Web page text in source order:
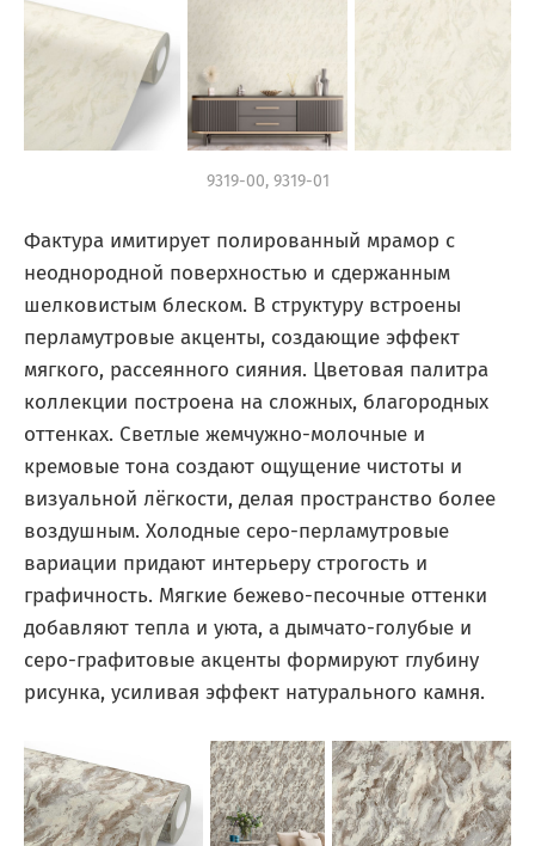
9319-00, 9319-01
Фактура имитирует полированный мрамор с
неоднородной поверхностью и сдержанным
шелковистым блеском. В структуру встроены
перламутровые акценты, создающие эффект
мягкого, рассеянного сияния. Цветовая палитра
коллекции построена на сложных, благородных
оттенках. Светлые жемчужно-молочные и
кремовые тона создают ощущение чистоты и
визуальной лёгкости, делая пространство более
воздушным. Холодные серо-перламутровые
вариации придают интерьеру строгость и
графичность. Мягкие бежево-песочные оттенки
добавляют тепла и уюта, а дымчато-голубые и
серо-графитовые акценты формируют глубину
рисунка, усиливая эффект натурального камня.